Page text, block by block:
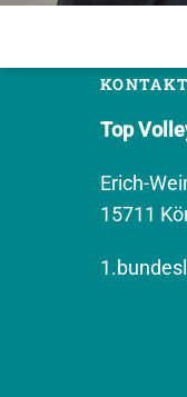
Top
Erich-
15711